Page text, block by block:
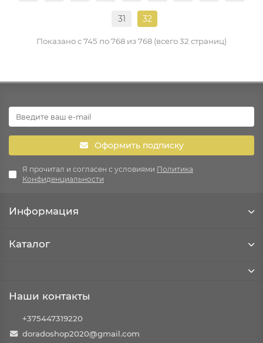
31 32
Показано с 745 по 768 из 768 (всего 32 страниц)
Оформить подписку
Я прочитал и согласен с условиями Политика
Конфиденциальности
Информация
Каталог
Наши контакты
+375447319220
doradoshop2020@gmail.com